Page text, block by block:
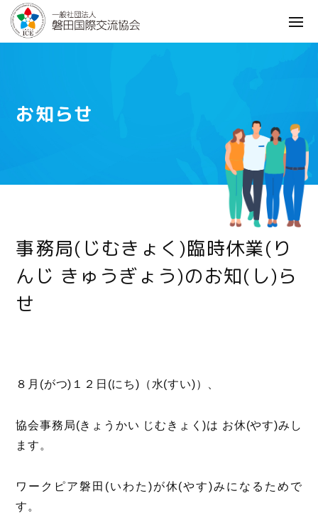
お知らせ
事務局(じむきょく)臨時休業(り
んじ きゅうぎょう)のお知(し)ら
せ
８月(がつ)１２日(にち)（水(すい)）、
協会事務局(きょうかい じむきょく)は お休(やす)みし
ます。
ワークピア磐田(いわた)が休(やす)みになるためで
す。